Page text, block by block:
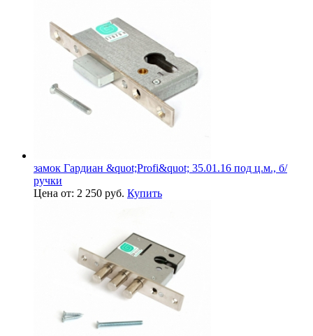
замок Гардиан &quot;Profi&quot; 35.01.16 под ц.м., б/
ручки
Цена от: 2 250 руб. Купить